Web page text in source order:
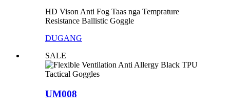
HD Vison Anti Fog Taas nga Temprature
Resistance Ballistic Goggle
DUGANG
SALE
UM008